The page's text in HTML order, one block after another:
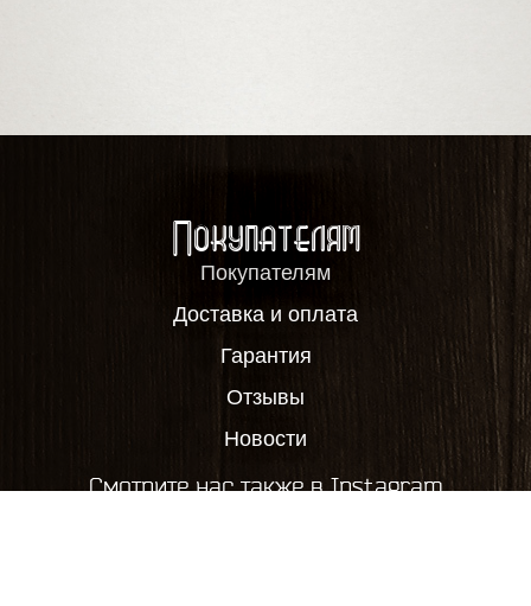
Покупателям
Покупателям
Доставка и оплата
Гарантия
Отзывы
Новости
Смотрите нас также в Instagram